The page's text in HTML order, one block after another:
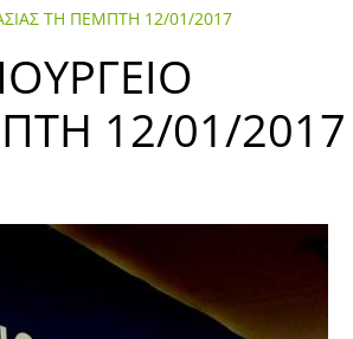
ΤΗ ΠΕΜΠΤΗ 12/01/2017
12/01/2017